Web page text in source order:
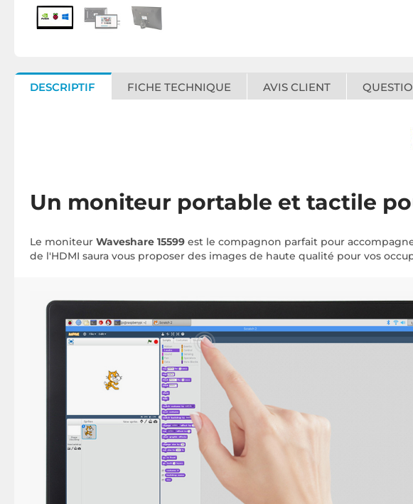
DESCRIPTIF FICHE TECHNIQUE AVIS CLIENT
Un moniteur portable et tactile
Le moniteur Waveshare 15599 est le compagnon parfait pour
de l'HDMI saura vous proposer des images de haute qualité pour vos